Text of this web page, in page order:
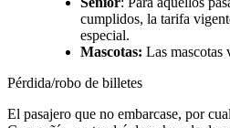
cumplidos, la tarifa
especial.
Mascotas: Las mascotas
Pérdida/robo de billetes
El pasajero que no embarcase, por